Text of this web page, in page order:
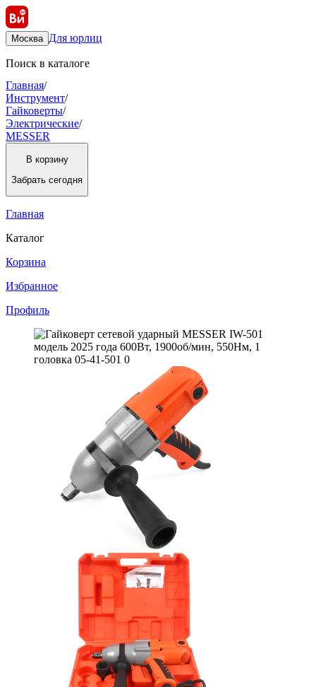
Москва Для юрлиц
Поиск в каталоге
Главная/
Инструмент/
Гайковерты/
Электрические/
MESSER
В корзину
Забрать сегодня
Главная
Каталог
Корзина
Избранное
Профиль